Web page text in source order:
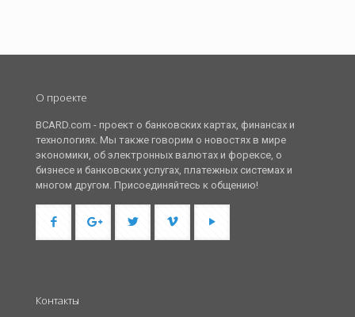
О проекте
BCARD.com - проект о банковских картах, финансах и
технологиях. Мы также говорим о новостях в мире
экономики, об электронных валютах и форексе, о
бизнесе и банковских услугах, платежных системах и
многом другом. Присоединяйтесь к общению!
Контакты